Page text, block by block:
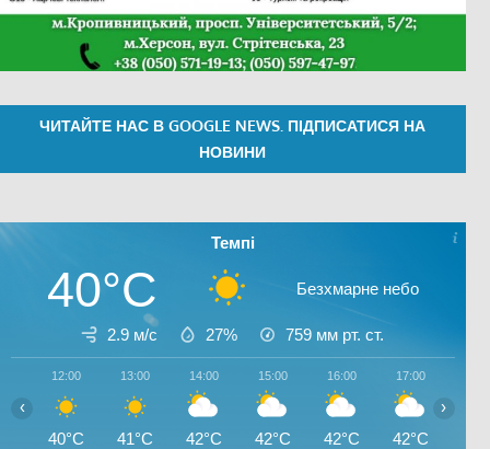
ЧИТАЙТЕ НАС В GOOGLE NEWS. ПІДПИСАТИСЯ НА
НОВИНИ
Темпі
40°C Безхмарне небо
2.9 м/с 27% 759 мм рт. ст.
12:00
40°C
13:00
41°C
14:00
42°C
15:00
42°C
16:00
42°C
17:00
42°C
‹ ›